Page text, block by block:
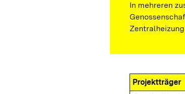
In mehreren
Projektträger